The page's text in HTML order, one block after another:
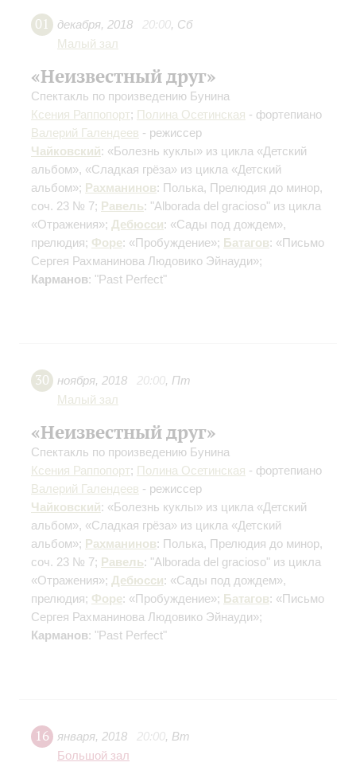
01 декабря, 2018 20:00, Сб
Малый зал
«Неизвестный друг»
Спектакль по произведению Бунина
Ксения Раппопорт; Полина Осетинская - фортепиано
Валерий Галендеев - режиссер
Чайковский: «Болезнь куклы» из цикла «Детский
альбом», «Сладкая грёза» из цикла «Детский
альбом»; Рахманинов: Полька, Прелюдия до минор,
соч. 23 № 7; Равель: "Alborada del gracioso" из цикла
«Отражения»; Дебюсси: «Сады под дождем»,
прелюдия; Форе: «Пробуждение»; Батагов: «Письмо
Сергея Рахманинова Людовико Эйнауди»;
Карманов: "Past Perfect"
30 ноября, 2018 20:00, Пт
Малый зал
«Неизвестный друг»
Спектакль по произведению Бунина
Ксения Раппопорт; Полина Осетинская - фортепиано
Валерий Галендеев - режиссер
Чайковский: «Болезнь куклы» из цикла «Детский
альбом», «Сладкая грёза» из цикла «Детский
альбом»; Рахманинов: Полька, Прелюдия до минор,
соч. 23 № 7; Равель: "Alborada del gracioso" из цикла
«Отражения»; Дебюсси: «Сады под дождем»,
прелюдия; Форе: «Пробуждение»; Батагов: «Письмо
Сергея Рахманинова Людовико Эйнауди»;
Карманов: "Past Perfect"
16 января, 2018 20:00, Вт
Большой зал